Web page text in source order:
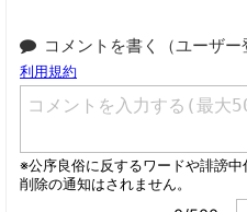
コメントを書く（ユーザー